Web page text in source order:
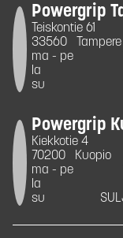
Powergrip
Teiskontie 61
33560
Tampere
ma - pe
la
su
Powergrip
Kiekkotie 4
70200
Kuopio
ma - pe
la
su